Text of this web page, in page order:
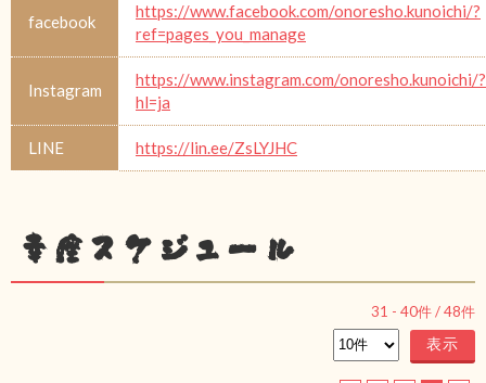
facebook
https://www.facebook.com/onoresho.kunoichi/?
ref=pages_you_manage
Instagram
https://www.instagram.com/onoresho.kunoichi/?
hl=ja
LINE https://lin.ee/ZsLYJHC
幸座スケジュール
31 - 40件 /48件